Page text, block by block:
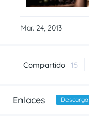
Mar. 24, 2013
Compartido 15
Enlaces Descarga